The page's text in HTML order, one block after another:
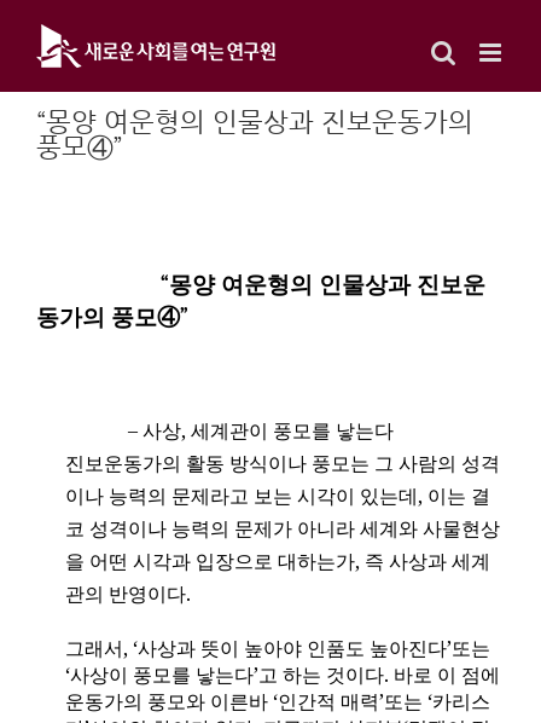
content
“몽양 여운형의 인물상과 진보운동가의
풍모④”
“몽양 여운형의 인물상과 진보운
동가의 풍모④”
–사상, 세계관이 풍모를 낳는다
진보운동가의 활동 방식이나 풍모는 그 사람의 성격
이나 능력의 문제라고 보는 시각이 있는데, 이는 결
코 성격이나 능력의 문제가 아니라 세계와 사물현상
을 어떤 시각과 입장으로 대하는가, 즉 사상과 세계
관의 반영이다.
그래서, ‘사상과 뜻이 높아야 인품도 높아진다’또는
‘사상이 풍모를 낳는다’고 하는 것이다. 바로 이 점에
운동가의 풍모와 이른바 ‘인간적 매력’또는 ‘카리스